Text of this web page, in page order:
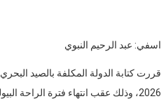
اسفي: عبد الرحيم النبوي
قررت كتابة الدولة المكلفة بالصيد
2026، وذلك عقب انتهاء فترة